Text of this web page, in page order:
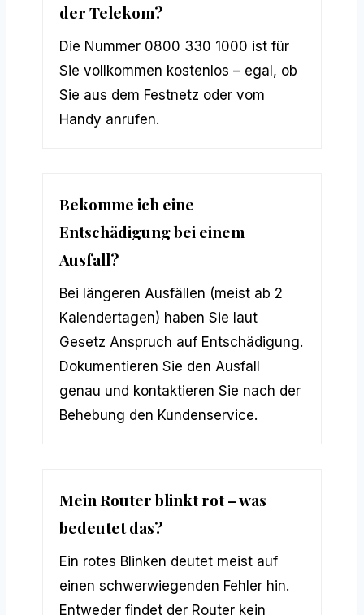
der Telekom?
Die Nummer 0800 330 1000 ist für
Sie vollkommen kostenlos – egal, ob
Sie aus dem Festnetz oder vom
Handy anrufen.
Bekomme ich eine
Entschädigung bei einem
Ausfall?
Bei längeren Ausfällen (meist ab 2
Kalendertagen) haben Sie laut
Gesetz Anspruch auf Entschädigung.
Dokumentieren Sie den Ausfall
genau und kontaktieren Sie nach der
Behebung den Kundenservice.
Mein Router blinkt rot – was
bedeutet das?
Ein rotes Blinken deutet meist auf
einen schwerwiegenden Fehler hin.
Entweder findet der Router kein